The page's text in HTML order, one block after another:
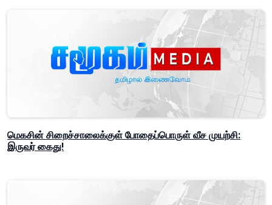
மெகசின் சிறைச்சாலைக்குள் போதைப்பொருள் வீச முயற்சி:
இருவர் கைது!